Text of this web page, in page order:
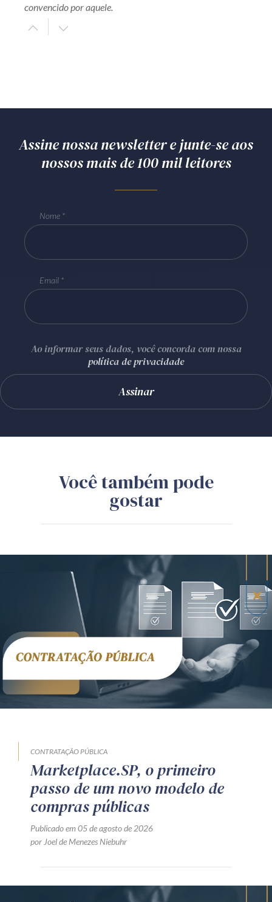
convencido por aquele.
Assine nossa newsletter e junte-se aos
nossos mais de 100 mil leitores
Nome
Email
Ao informar seus dados, você concorda com nossa
política de privacidade
Você também pode
gostar
CONTRATAÇÃO PÚBLICA
Marketplace.SP, o primeiro
passo de um novo modelo de
compras públicas
Publicado em 05 de agosto de 2026
por Joel de Menezes Niebuhr